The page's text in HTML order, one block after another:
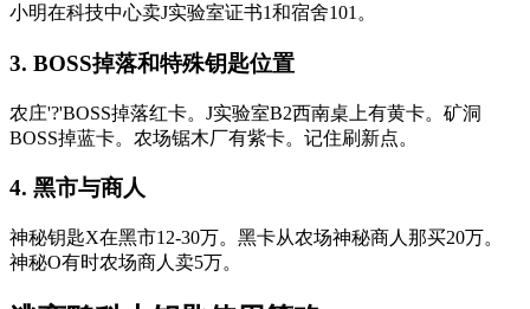
小明在科技中心卖J实验室证书1和宿舍101。
3. BOSS掉落和特殊钥匙位置
农庄'?'BOSS掉落红卡。J实验室B2西南桌上有黄卡。矿洞
BOSS掉蓝卡。农场锯木厂有紫卡。记住刷新点。
4. 黑市与商人
神秘钥匙X在黑市12-30万。黑卡从农场神秘商人那买20万。
神秘O有时农场商人卖5万。